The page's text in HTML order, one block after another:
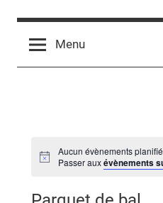
Cercle
celtique
Menu
Aucun évènements
Passer auxévènements